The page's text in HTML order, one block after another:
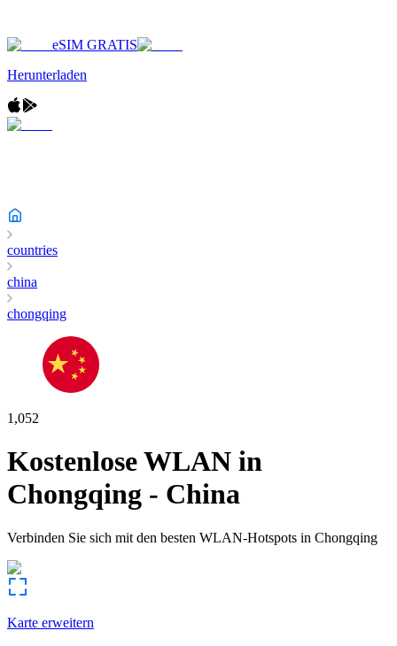
eSIM GRATIS
Herunterladen
countries
china
chongqing
1,052
Kostenlose WLAN in
Chongqing - China
Verbinden Sie sich mit den besten WLAN-Hotspots in Chongqing
Karte erweitern